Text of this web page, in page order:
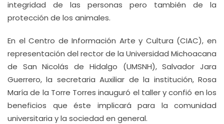
integridad de las personas pero también de la
protección de los animales.
En el Centro de Información Arte y Cultura (CIAC), en
representación del rector de la Universidad Michoacana
de San Nicolás de Hidalgo (UMSNH), Salvador Jara
Guerrero, la secretaria Auxiliar de la institución, Rosa
María de la Torre Torres inauguró el taller y confió en los
beneficios que éste implicará para la comunidad
universitaria y la sociedad en general.